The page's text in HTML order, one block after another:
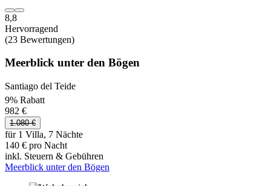
8,8
Hervorragend
(23 Bewertungen)
Meerblick unter den Bögen
Santiago del Teide
9% Rabatt
982 €
1.080 €
für 1 Villa, 7 Nächte
140 € pro Nacht
inkl. Steuern & Gebühren
Meerblick unter den Bögen